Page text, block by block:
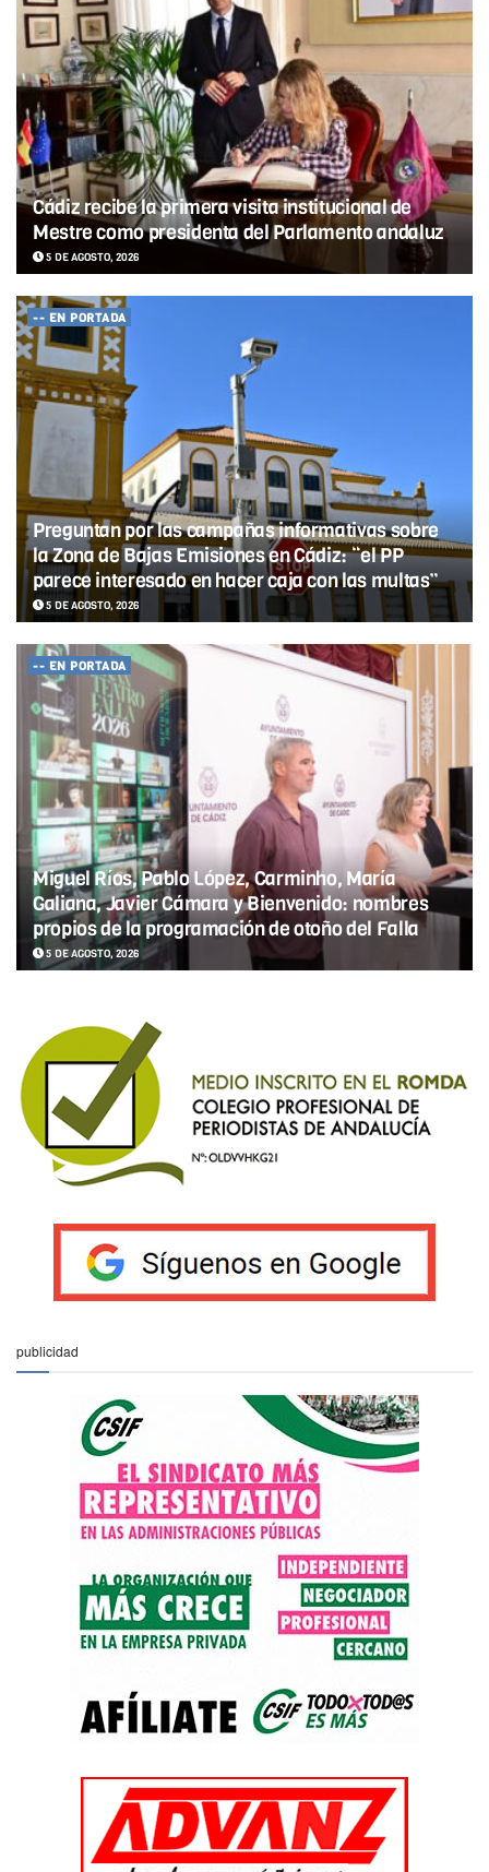
Cádiz recibe la primera visita institucional de
Mestre como presidenta del Parlamento andaluz
5 DE AGOSTO, 2026
-- EN PORTADA
Preguntan por las campañas informativas sobre
la Zona de Bajas Emisiones en Cádiz: “el PP
parece interesado en hacer caja con las multas”
5 DE AGOSTO, 2026
-- EN PORTADA
Miguel Ríos, Pablo López, Carminho, María
Galiana, Javier Cámara y Bienvenido: nombres
propios de la programación de otoño del Falla
5 DE AGOSTO, 2026
publicidad